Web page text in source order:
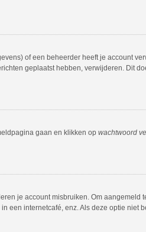
of een beheerder heeft je account
geplaatst hebben, verwijderen. Dit
gaan en klikken op wachtwoord
je account misbruiken. Om aangemeld
een internetcafé, enz. Als deze optie niet